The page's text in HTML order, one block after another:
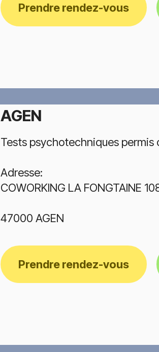
Prendre rendez-vous
AGEN
Tests psychotechniques
Adresse:
COWORKING LA FONGTAINE
47000 AGEN
Prendre rendez-vous